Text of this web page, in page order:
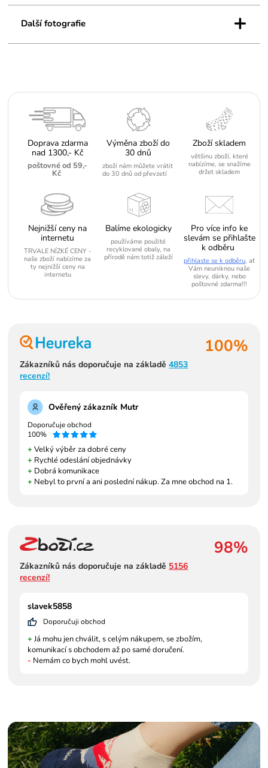
Další fotografie +
Doprava zdarma
nad 1300,- Kč
poštovné od 59,-
Kč
Výměna zboží do
30 dnů
zboží nám můžete vrátit
do 30 dnů od převzetí
Zboží skladem
většinu zboží, které
nabízíme, se snažíme
držet skladem
Nejnižší ceny na
internetu
TRVALE NÍZKÉ CENY -
naše zboží nabízíme za
ty nejnižší ceny na
internetu
Balíme ekologicky
používáme použité
recyklované obaly, na
přírodě nám totiž záleží
Pro více info ke
slevám se přihlašte
k odběru
přihlaste se k odběru, ať
Vám neuniknou naše
slevy, dárky, nebo
poštovné zdarma!!!
100%
Zákazníků nás doporučuje na základě4853
recenzí!
Ověřený zákazník Mutr
Doporučuje obchod
100%
+ Velký výběr za dobré ceny
+ Rychlé odeslání objednávky
+ Dobrá komunikace
+ Nebyl to první a ani poslední nákup. Za mne obchod na 1.
98%
Zákazníků nás doporučuje na základě 5156
recenzí!
slavek5858
Doporučuji obchod
+ Já mohu jen chválit, s celým nákupem, se zbožím,
komunikací s obchodem až po samé doručení.
- Nemám co bych mohl uvést.